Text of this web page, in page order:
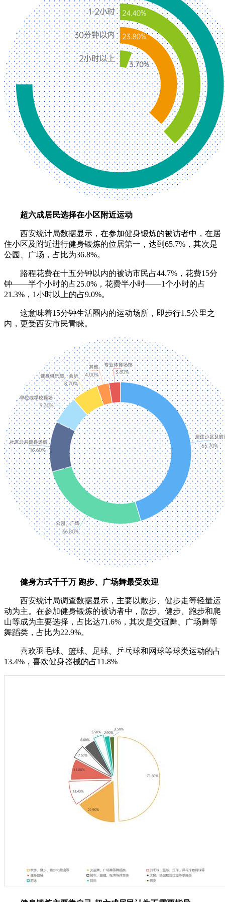
超六成居民选择在小区附近运动
西安统计局数据显示，在参加健身锻炼的被访者中，在居
住小区及附近进行健身锻炼的位居第一，达到65.7%，其次是
公园、广场，占比为36.8%。
路程花费在十五分钟以内的被访市民占44.7%，花费15分
钟——半个小时的占25.0%，花费半小时——1个小时的占
21.3%，1小时以上的占9.0%。
这意味着15分钟生活圈内的运动场所，即步行1.5公里之
内，更受西安市民青睐。
健身方式千千万 跑步、广场舞最受欢迎
西安统计局调查数据显示，主要以散步、健步走等轻量运
动为主。在参加健身锻炼的被访者中，散步、健步、跑步和爬
山等成为主要选择，占比达71.6%，其次是交谊舞、广场舞等
舞蹈类，占比为22.9%。
喜欢羽毛球、篮球、足球、乒乓球和网球等球类运动的占
13.4%，喜欢健身器械的占11.8%